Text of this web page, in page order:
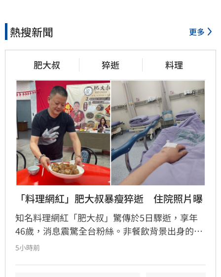
熱搜新聞 更多
肥大叔 猝逝 料理
「料理網紅」肥大叔暴瘦猝逝　住院照片曝
知名料理網紅「肥大叔」驚傳於5日驟逝，享年
46歲，消息震驚全台粉絲。非餐飲背景出身的
他，憑藉親切教學與拚勁，將直播事業經營得有
5小時前